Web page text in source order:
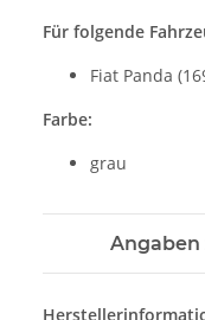
Für folgende
Fiat Panda
Farbe:
grau